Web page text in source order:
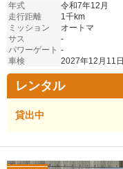
年式
令和7年12月
走行距離
1千km
ミッション
オートマ
サス
-
パワーゲート -
車検
2027年12月11日
レンタル
貸出中